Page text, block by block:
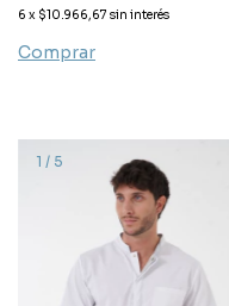
6 x $10.966,67 sin interés
Comprar
1 / 5